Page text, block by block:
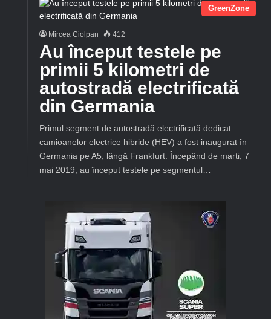
GreenZone
Mircea Ciolpan 412
Au început testele pe
primii 5 kilometri de
autostradă electrificată
din Germania
Primul segment de autostradă electrificată dedicat
camioanelor electrice hibride (HEV) a fost inaugurat în
Germania pe A5, lângă Frankfurt. Începând de marți, 7
mai 2019, au început testele pe segmentul…